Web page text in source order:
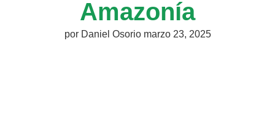
Amazonía
por Daniel Osorio marzo 23, 2025